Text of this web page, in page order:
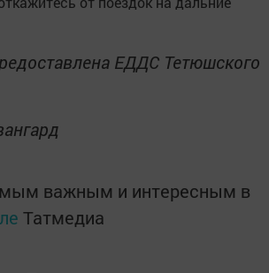
ЕДДС Тетюшского
важным и интересным в
Татмедиа